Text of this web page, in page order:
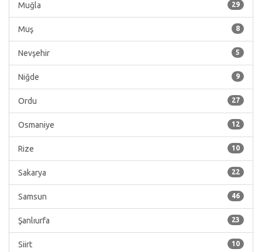
29
Muğla
8
Muş
5
Nevşehir
9
Niğde
27
Ordu
12
Osmaniye
10
Rize
22
Sakarya
46
Samsun
23
Şanlıurfa
10
Siirt